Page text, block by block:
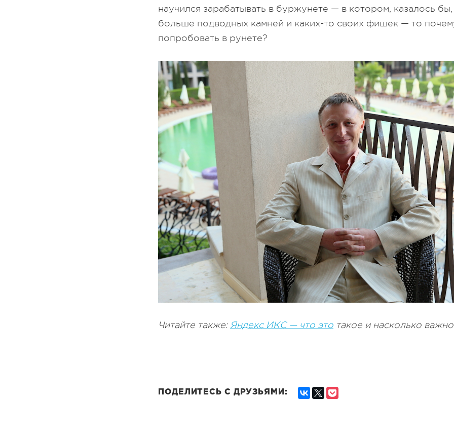
научился зарабатывать в буржунете — в котором, казалось
больше подводных камней и каких-то своих фишек — то
попробовать в рунете?
Читайте также: Яндекс ИКС — что это такое и насколько
ПОДЕЛИТЕСЬ С ДРУЗЬЯМИ: